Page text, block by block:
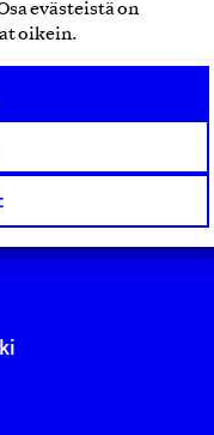
evästeistä on
oikein.